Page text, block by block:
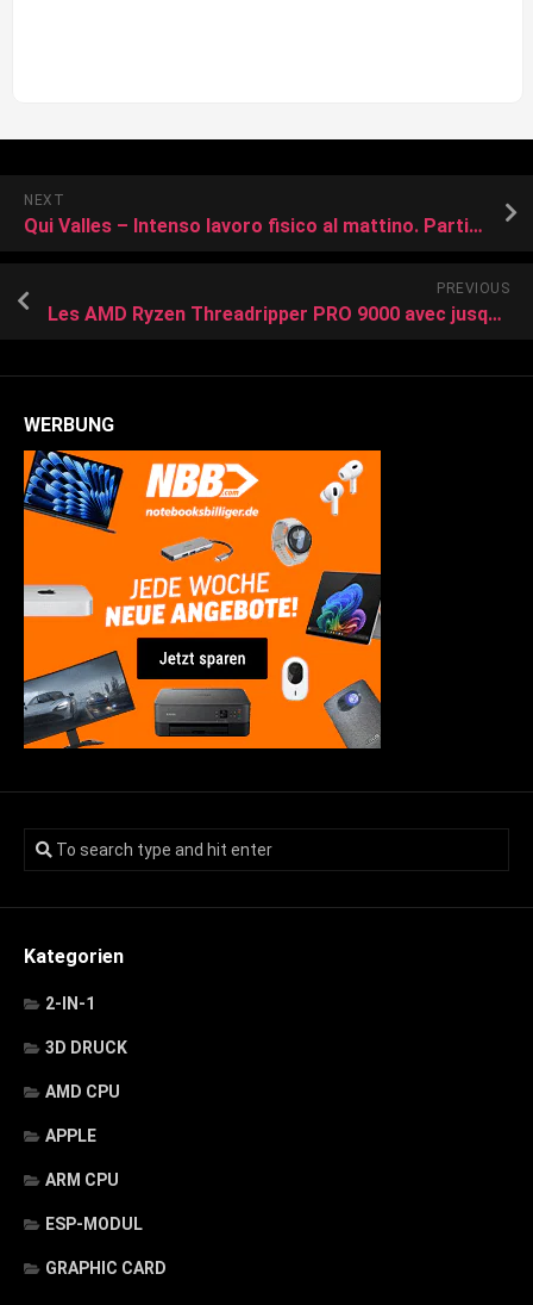
NEXT
Qui Valles – Intenso lavoro fisico al mattino. Partitella al pomeriggio: le indicazioni di formazione
PREVIOUS
Les AMD Ryzen Threadripper PRO 9000 avec jusqu’à 96 cœurs Zen 5 sont là, on a même leurs prix
WERBUNG
Kategorien
2-IN-1
3D DRUCK
AMD CPU
APPLE
ARM CPU
ESP-MODUL
GRAPHIC CARD